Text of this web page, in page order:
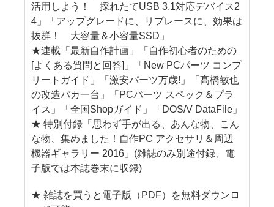
活用しよう！ 採れたてUSB 3.1対応デバイス2
4」「アップグレードに、リプレースに、効果は
抜群！ 大容量＆小容量SSD」
★連載「最新自作計画」「自作初心者のための
[よくある質問と回答]」「New PCパーツ コンプ
リートガイド」「激安パーツ万歳!」「髙橋敏也
の改造バカ一台」「PCパーツ スペック＆プラ
イス」「全国Shopガイド」「DOS/V DataFile」
★ 特別付録「思わず手が出る、あんな物、こん
な物、集めました！自作PC アクセサリ＆周辺
機器ギャラリー 2016」(雑誌のみ別途付録、電
子版では本誌巻末に収録)
★ 雑誌を買うと電子版（PDF）を無料ダウンロ